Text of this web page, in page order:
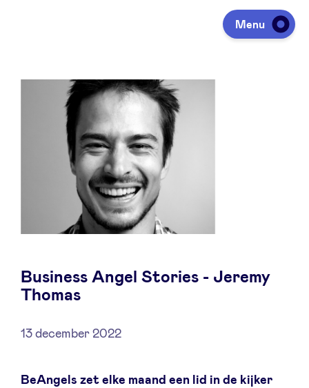
Menu
Investeren
Fondsen ophalen
Portfolio
Agenda
Over ons
Nieuws
Business Angel Stories - Jeremy
Thomas
13 december 2022
BeAngels zet elke maand een lid in de kijker